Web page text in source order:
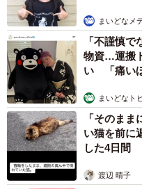
ら返ってきたのは、「タ
の？」でした。
まいどなメ
「不謹慎
物資…運搬
い 「痛い
まいどなト
「そのま
い猫を前
した4日間
渡辺 晴子